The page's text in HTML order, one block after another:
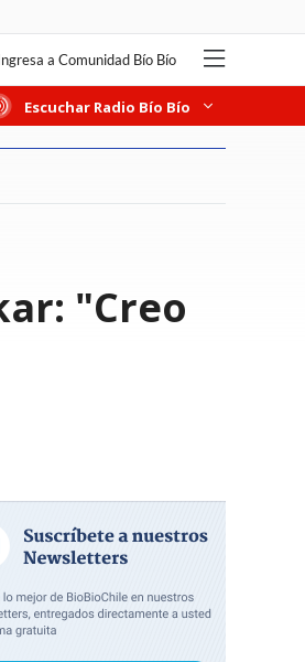
a Comunidad Bío Bío
Escuchar Radio Bío Bío
"Creo